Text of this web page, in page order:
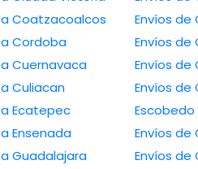
Envíos de Colima a Coatzacoalcos
Envíos de Colima a Cordoba
Envíos de Colima a Cuernavaca
Envíos de Colima a Culiacan
Envíos de Colima a Ecatepec
Envíos de Colima a Ensenada
Envíos de Colima a Guadalajara
Envíos de
Escobedo